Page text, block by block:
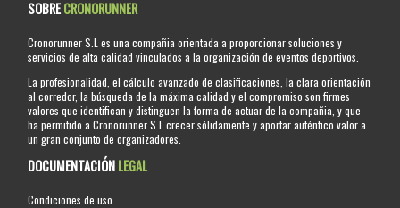
SOBRECRONORUNNER
Cronorunner S.L es una compañia orientada a proporcionar soluciones y
servicios de alta calidad vinculados a la organización de eventos deportivos.
La profesionalidad, el cálculo avanzado de clasificaciones, la clara orientación
al corredor, la búsqueda de la máxima calidad y el compromiso son firmes
valores que identifican y distinguen la forma de actuar de la compañia, y que
ha permitido a Cronorunner S.L crecer sólidamente y aportar auténtico valor a
un gran conjunto de organizadores.
DOCUMENTACIÓNLEGAL
Condiciones de uso